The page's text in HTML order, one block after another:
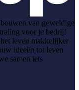
van geweldige
voor je bedrijf
leven makkelijker
ideeën tot leven
samen iets